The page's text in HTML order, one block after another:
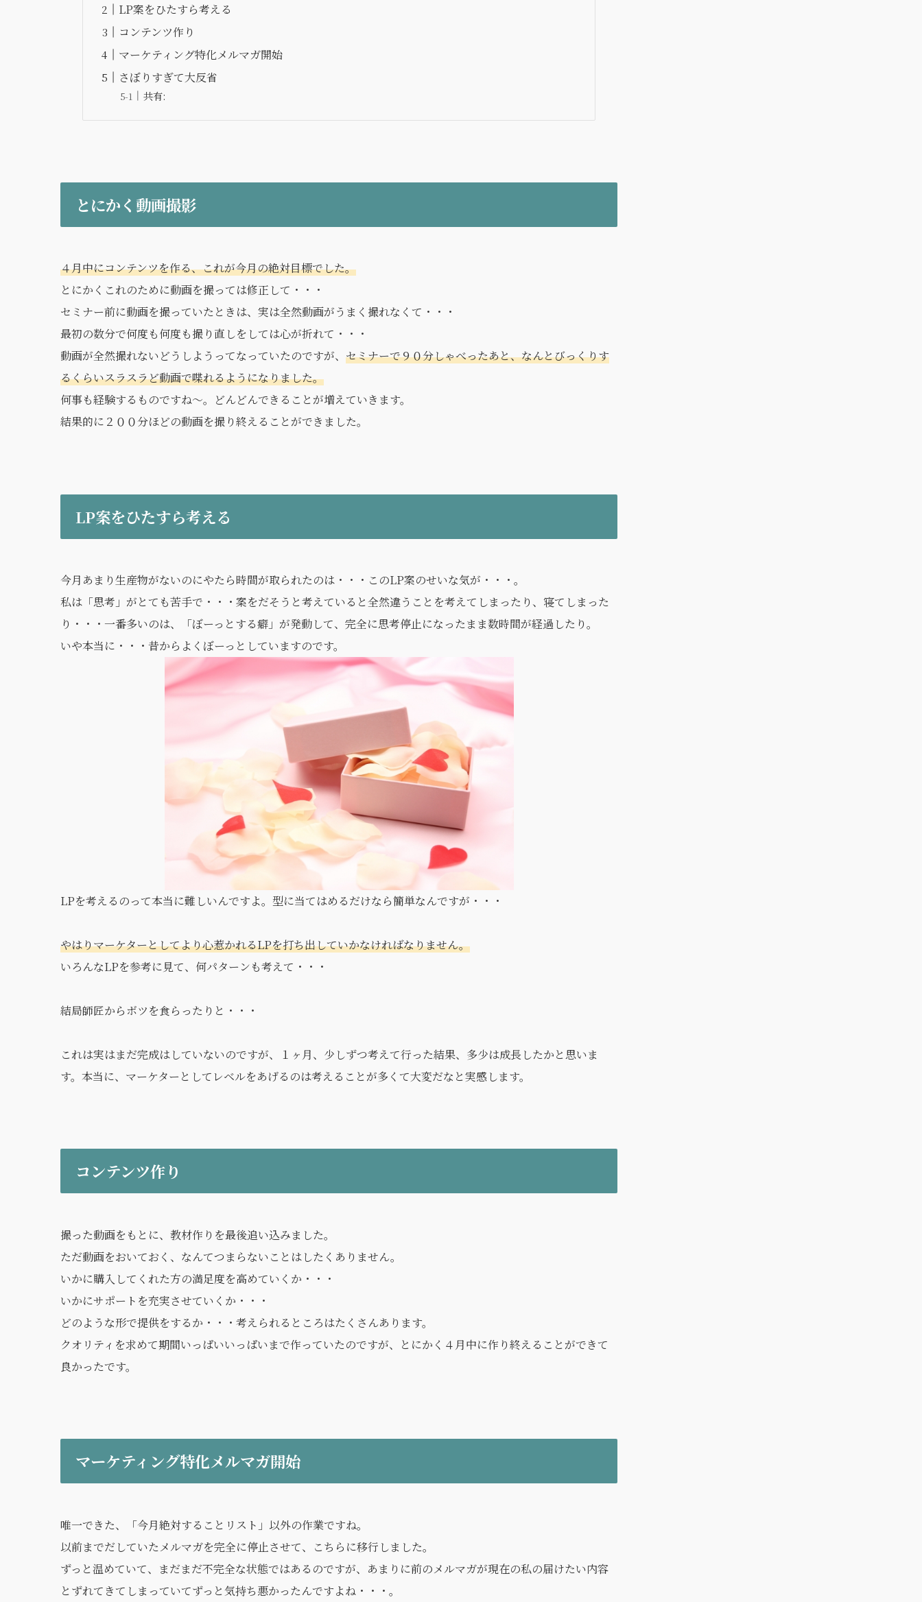
LP案をひたすら考える
コンテンツ作り
マーケティング特化メルマガ開始
さぼりすぎて大反省
共有:
とにかく動画撮影
４月中にコンテンツを作る、これが今月の絶対目標でした。
とにかくこれのために動画を撮っては修正して・・・
セミナー前に動画を撮っていたときは、実は全然動画がうまく撮れなくて・・・
最初の数分で何度も何度も撮り直しをしては心が折れて・・・
動画が全然撮れないどうしようってなっていたのですが、 セミナーで９０分しゃべったあと、なんとびっくりす
るくらいスラスラど動画で喋れるようになりました。
何事も経験するものですね〜。どんどんできることが増えていきます。
結果的に２００分ほどの動画を撮り終えることができました。
LP案をひたすら考える
今月あまり生産物がないのにやたら時間が取られたのは・・・このLP案のせいな気が・・・。
私は「思考」がとても苦手で・・・案をだそうと考えていると全然違うことを考えてしまったり、寝てしまった
り・・・一番多いのは、「ぼーっとする癖」が発動して、完全に思考停止になったまま数時間が経過したり。
いや本当に・・・昔からよくぼーっとしていますのです。
LPを考えるのって本当に難しいんですよ。型に当てはめるだけなら簡単なんですが・・・
やはりマーケターとしてより心惹かれるLPを打ち出していかなければなりません。
いろんなLPを参考に見て、何パターンも考えて・・・
結局師匠からボツを食らったりと・・・
これは実はまだ完成はしていないのですが、１ヶ月、少しずつ考えて行った結果、多少は成長したかと思いま
す。本当に、マーケターとしてレベルをあげるのは考えることが多くて大変だなと実感します。
コンテンツ作り
撮った動画をもとに、教材作りを最後追い込みました。
ただ動画をおいておく、なんてつまらないことはしたくありません。
いかに購入してくれた方の満足度を高めていくか・・・
いかにサポートを充実させていくか・・・
どのような形で提供をするか・・・考えられるところはたくさんあります。
クオリティを求めて期間いっぱいいっぱいまで作っていたのですが、とにかく４月中に作り終えることができて
良かったです。
マーケティング特化メルマガ開始
唯一できた、「今月絶対することリスト」以外の作業ですね。
以前までだしていたメルマガを完全に停止させて、こちらに移行しました。
ずっと温めていて、まだまだ不完全な状態ではあるのですが、あまりに前のメルマガが現在の私の届けたい内容
とずれてきてしまっていてずっと気持ち悪かったんですよね・・・。